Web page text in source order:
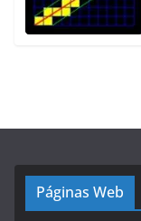
Páginas Web